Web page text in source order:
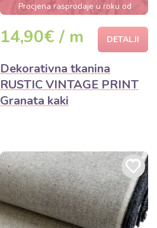
Procjena rasprodaje u roku od
nekoliko sati
14,90€ / m DETALJI
Dekorativna tkanina
RUSTIC VINTAGE PRINT
Granata kaki